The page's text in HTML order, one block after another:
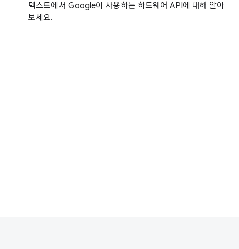
텍스트에서 Google이 사용하는 하드웨어 API에 대해 알아
보세요.